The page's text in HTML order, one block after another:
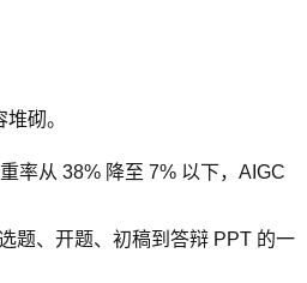
砌。
率从 38% 降至 7% 以下，AIGC
题、开题、初稿到答辩 PPT 的一